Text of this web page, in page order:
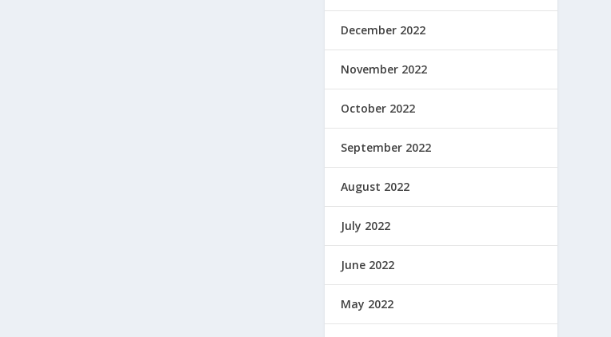
December 2022
November 2022
October 2022
September 2022
August 2022
July 2022
June 2022
May 2022